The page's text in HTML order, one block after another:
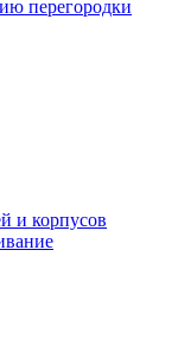
перегородки
и корпусов